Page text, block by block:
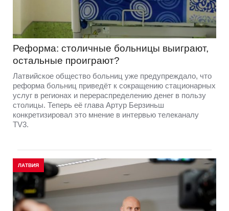
Реформа: столичные больницы выиграют,
остальные проиграют?
Латвийское общество больниц уже предупреждало, что
реформа больниц приведёт к сокращению стационарных
услуг в регионах и перераспределению денег в пользу
столицы. Теперь её глава Артур Берзиньш
конкретизировал это мнение в интервью телеканалу
TV3.
ЛАТВИЯ